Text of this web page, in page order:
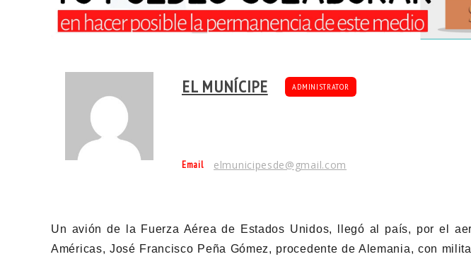
EL MUNÍCIPE ADMINISTRATOR
Email elmunicipesde@gmail.com
Un avión de la Fuerza Aérea de Estados Unidos, llegó al país, por el
Américas, José Francisco Peña Gómez, procedente de Alemania, con